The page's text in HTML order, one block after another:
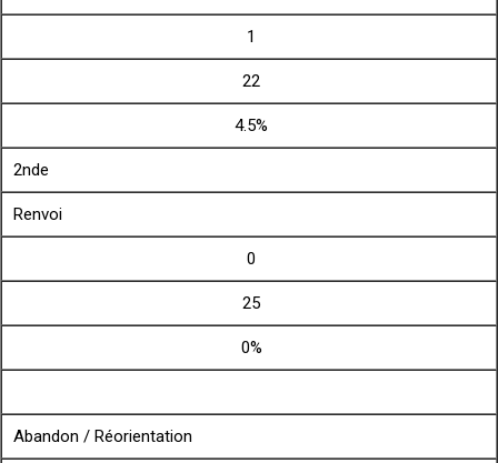
1
22
4.5%
2nde
Renvoi
0
25
0%
Abandon / Réorientation